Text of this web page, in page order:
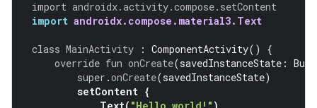
import androidx.activity.compose.setContent
import androidx.compose.material3.Text
class MainActivity : ComponentActivity()
{
override fun onCreate(savedInstanceState :
super .onCreate(savedInstanceState)
setContent {